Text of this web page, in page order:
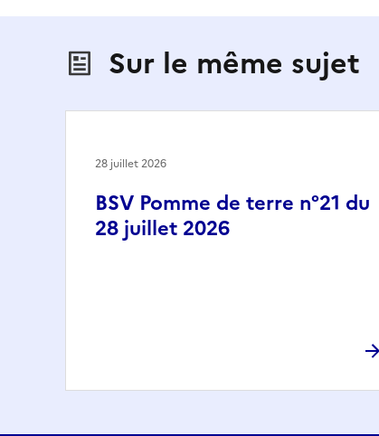
Sur le même sujet
BSV Pomme de terre n°21 du
28 juillet 2026
28 juillet 2026